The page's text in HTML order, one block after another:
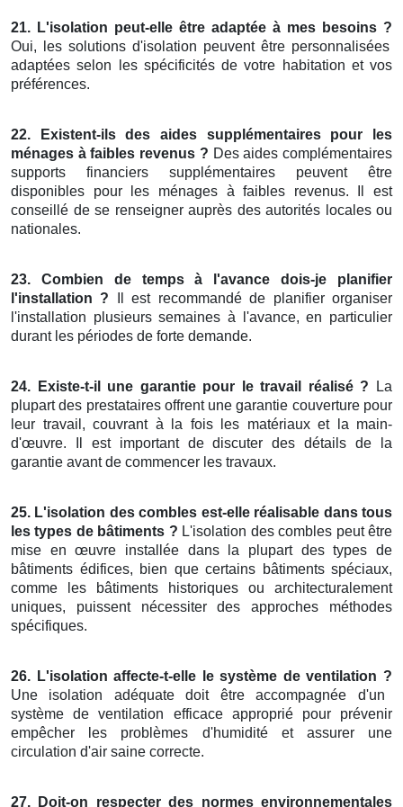
21. L'isolation peut-elle être adaptée à mes besoins ?
Oui, les solutions d'isolation peuvent être personnalisées
adaptées selon les spécificités de votre habitation et vos
préférences.
22. Existent-ils des aides supplémentaires pour les
ménages à faibles revenus ? Des aides complémentaires
supports financiers supplémentaires peuvent être
disponibles pour les ménages à faibles revenus. Il est
conseillé de se renseigner auprès des autorités locales ou
nationales.
23. Combien de temps à l'avance dois-je planifier
l'installation ? Il est recommandé de planifier organiser
l'installation plusieurs semaines à l'avance, en particulier
durant les périodes de forte demande.
24. Existe-t-il une garantie pour le travail réalisé ? La
plupart des prestataires offrent une garantie couverture pour
leur travail, couvrant à la fois les matériaux et la main-
d'œuvre. Il est important de discuter des détails de la
garantie avant de commencer les travaux.
25. L'isolation des combles est-elle réalisable dans tous
les types de bâtiments ? L'isolation des combles peut être
mise en œuvre installée dans la plupart des types de
bâtiments édifices, bien que certains bâtiments spéciaux,
comme les bâtiments historiques ou architecturalement
uniques, puissent nécessiter des approches méthodes
spécifiques.
26. L'isolation affecte-t-elle le système de ventilation ?
Une isolation adéquate doit être accompagnée d'un
système de ventilation efficace approprié pour prévenir
empêcher les problèmes d'humidité et assurer une
circulation d'air saine correcte.
27. Doit-on respecter des normes environnementales